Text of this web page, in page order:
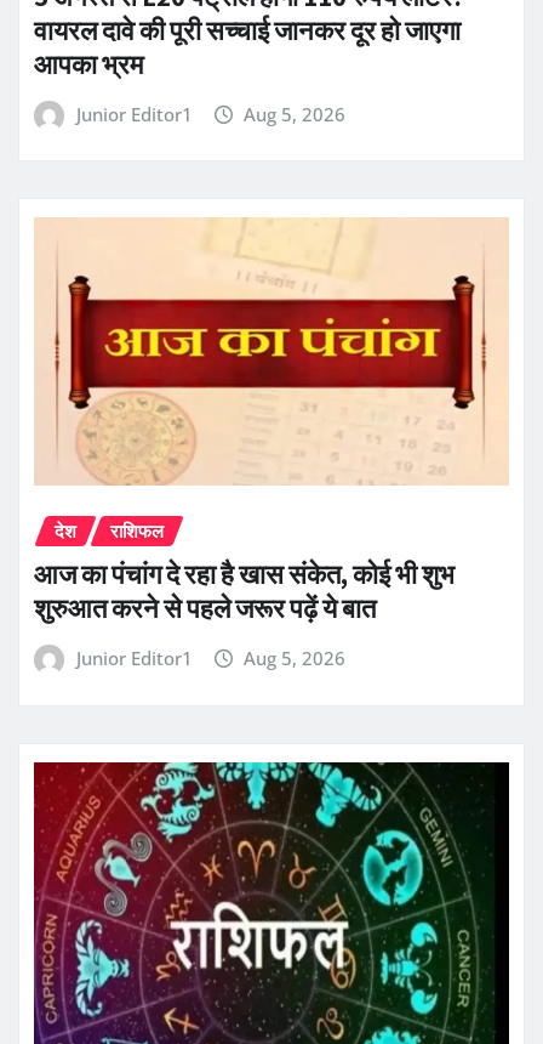
वायरल दावे की पूरी सच्चाई जानकर दूर हो जाएगा
आपका भ्रम
Junior Editor1 Aug 5, 2026
देश राशिफल
आज का पंचांग दे रहा है खास संकेत, कोई भी शुभ
शुरुआत करने से पहले जरूर पढ़ें ये बात
Junior Editor1 Aug 5, 2026